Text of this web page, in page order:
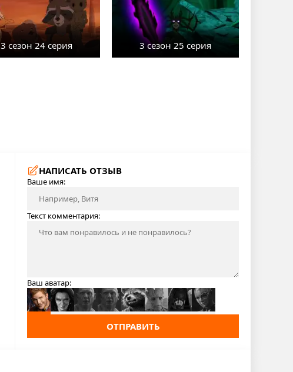
3 сезон 24 серия 3 сезон 25 серия
НАПИСАТЬ ОТЗЫВ
Ваше имя:
Текст комментария:
Ваш аватар:
ОТПРАВИТЬ